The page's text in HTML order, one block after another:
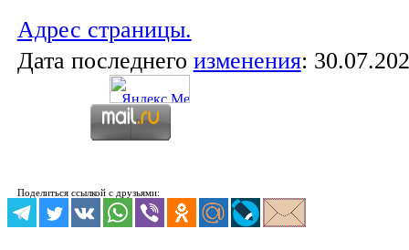
Адрес страницы.
Дата последнего изменения:
Поделиться ссылкой с друзьями: